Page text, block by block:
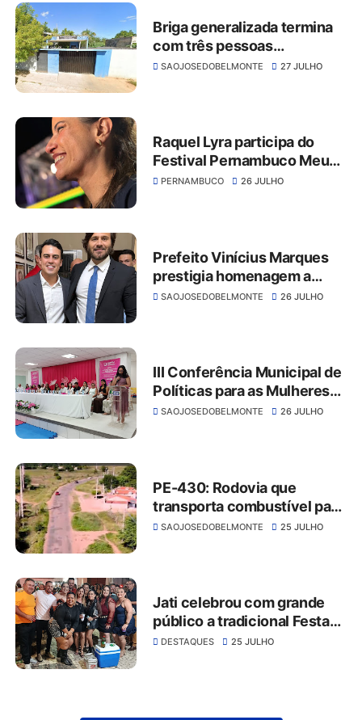
Briga generalizada termina
com três pessoas
encaminhadas à delegacia
SAOJOSEDOBELMONTE 27 JULHO
Raquel Lyra participa do
Festival Pernambuco Meu
País em Salgueiro ao lado do
PERNAMBUCO 26 JULHO
Prefeito Vinícius Marques
prestigia homenagem a
Rodrigo Novaes em Triunfo
SAOJOSEDOBELMONTE 26 JULHO
III Conferência Municipal de
Políticas para as Mulheres
reúne vozes plurais em São
SAOJOSEDOBELMONTE 26 JULHO
PE-430: Rodovia que
transporta combustível para
o Ceará é esquecida pelo
SAOJOSEDOBELMONTE 25 JULHO
Jati celebrou com grande
público a tradicional Festa
de Senhora Sant’Ana
DESTAQUES 25 JULHO